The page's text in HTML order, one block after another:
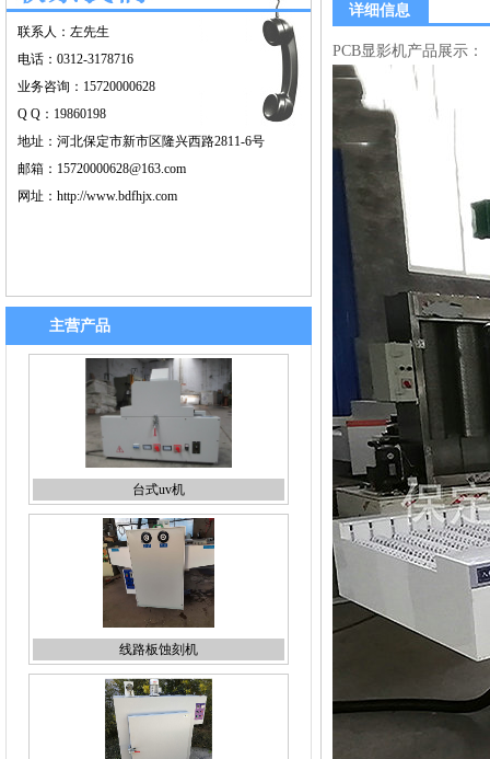
联系人：左先生
电话：0312-3178716
业务咨询：15720000628
Q Q：19860198
地址：河北保定市新市区隆兴西路2811-6号
邮箱：15720000628@163.com
网址： http://www.bdfhjx.com
主营产品
台式uv机
线路板蚀刻机
详细信息
PCB显影机产品展示：